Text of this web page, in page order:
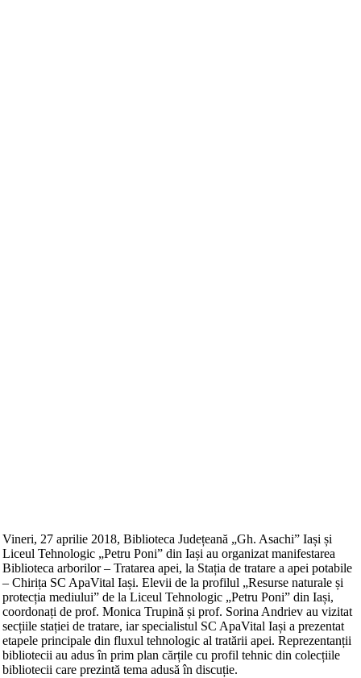
Vineri, 27 aprilie 2018, Biblioteca Județeană „Gh. Asachi” Iași și
Liceul Tehnologic „Petru Poni” din Iași au organizat manifestarea
Biblioteca arborilor – Tratarea apei, la Stația de tratare a apei potabile
– Chirița SC ApaVital Iași. Elevii de la profilul „Resurse naturale și
protecția mediului” de la Liceul Tehnologic „Petru Poni” din Iași,
coordonați de prof. Monica Trupină și prof. Sorina Andriev au vizitat
secțiile stației de tratare, iar specialistul SC ApaVital Iași a prezentat
etapele principale din fluxul tehnologic al tratării apei. Reprezentanții
bibliotecii au adus în prim plan cărțile cu profil tehnic din colecțiile
bibliotecii care prezintă tema adusă în discuție.